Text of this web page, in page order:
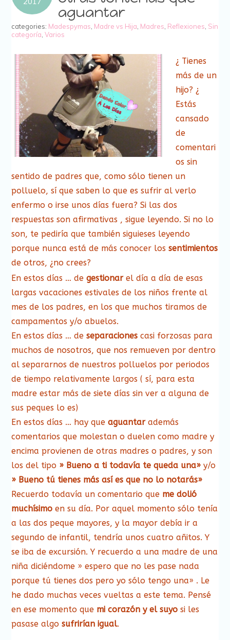
aguantar
categories: Madespymas Madre vs Hija Madres Reflexiones Sin
categoría ,Varios
¿ Tienes
más de un
hijo? ¿
Estás
cansado
de
comentari
os sin
sentido de padres que, como sólo tienen un
polluelo, sí que saben lo que es sufrir al verlo
enfermo o irse unos días fuera? Si las dos
respuestas son afirmativas , sigue leyendo. Si no lo
son, te pediría que también siguieses leyendo
porque nunca está de más conocer lossentimientos
de otros, ¿no crees?
En estos días … degestionarel día a día de esas
largas vacaciones estivales de los niños frente al
mes de los padres, en los que muchos tiramos de
campamentos y/o abuelos.
En estos días … deseparaciones casi forzosas para
muchos de nosotros, que nos remueven por dentro
al separarnos de nuestros polluelos por periodos
de tiempo relativamente largos ( sí, para esta
madre estar más de siete días sin ver a alguna de
sus peques lo es)
En estos días … hay queaguantarademás
comentarios que molestan o duelen como madre y
encima provienen de otras madres o padres, y son
los del tipo » Bueno a ti todavía te queda una» y/o
» Bueno tú tienes más así es que no lo notarás»
Recuerdo todavía un comentario que me dolió
muchísimo en su día. Por aquel momento sólo tenía
a las dos peque mayores, y la mayor debía ir a
segundo de infantil, tendría unos cuatro añitos. Y
se iba de excursión. Y recuerdo a una madre de una
niña diciéndome » espero que no les pase nada
porque tú tienes dos pero yo sólo tengo una» . Le
he dado muchas veces vueltas a este tema. Pensé
en ese momento que mi corazón y el suyo si les
pasase algo sufrirían igual.